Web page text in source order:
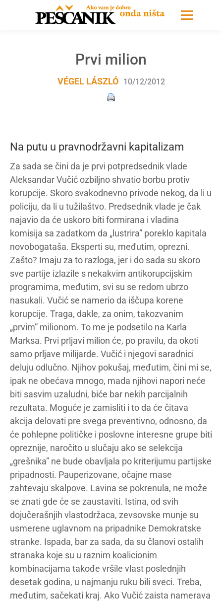
Prvi milion
VÉGEL LÁSZLÓ 10/12/2012
Na putu u pravnodržavni kapitalizam
Za sada se čini da je prvi potpredsednik vlade
Aleksandar Vučić ozbiljno shvatio borbu protiv
korupcije. Skoro svakodnevno privode nekog, da li u
policiju, da li u tužilaštvo. Predsednik vlade je čak
najavio da će uskoro biti formirana i vladina
komisija sa zadatkom da „lustrira” poreklo kapitala
novobogataša. Eksperti su, međutim, oprezni.
Zašto? Imaju za to razloga, jer i do sada su skoro
sve partije izlazile s nekakvim antikorupcijskim
programima, međutim, svi su se redom ubrzo
nasukali. Vučić se namerio da iščupa korene
korupcije. Traga, dakle, za onim, takozvanim
„prvim” milionom. To me je podsetilo na Karla
Marksa. Prvi prljavi milion će, po pravilu, da okoti
samo prljave milijarde. Vučić i njegovi saradnici
deluju odlučno. Njihov pokušaj, međutim, čini mi se,
ipak ne obećava mnogo, mada njihovi napori neće
biti sasvim uzaludni, biće bar nekih parcijalnih
rezultata. Moguće je zamisliti i to da će čitava
akcija delovati pre svega preventivno, odnosno, da
će pohlepne političke i poslovne interesne grupe biti
opreznije, naročito u slučaju ako se selekcija
„grešnika” ne bude obavljala po kriterijumu partijske
pripadnosti. Pauperizovane, očajne mase
zahtevaju skalpove. Lavina se pokrenula, ne može
se znati gde će se zaustaviti. Istina, od svih
dojučerašnjih vlastodržaca, zevsovske munje su
usmerene uglavnom na pripadnike Demokratske
stranke. Ispada, bar za sada, da su članovi ostalih
stranaka koje su u raznim koalicionim
kombinacijama takođe vršile vlast poslednjih
desetak godina, u najmanju ruku bili sveci. Treba,
međutim, sačekati kraj. Ako Vučić zaista namerava